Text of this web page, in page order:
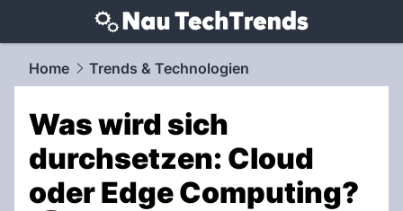
techtrends.NAU.ch
Home Trends & Technologien
Was wird sich
durchsetzen: Cloud
oder Edge Computing?